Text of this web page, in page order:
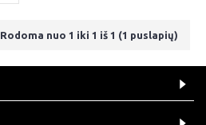
Rodoma nuo 1 iki 1 iš 1 (1 puslapių)